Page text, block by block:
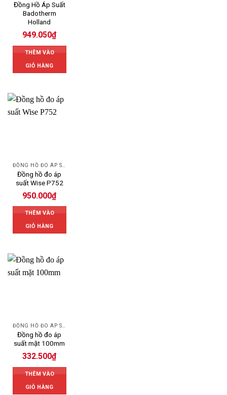
Đồng Hồ Áp Suất
Badotherm
Holland
949.050₫
THÊM VÀO
GIỎ HÀNG
Đồng hồ đo áp
suất Wise P752
950.000₫
THÊM VÀO
GIỎ HÀNG
Đồng hồ đo áp
suất mặt 100mm
332.500₫
THÊM VÀO
GIỎ HÀNG